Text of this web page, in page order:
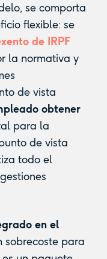
se comporta
flexible: se
de IRPF
la normativa y
de vista
obtener
para la
de vista
todo el
en el
sobrecoste para